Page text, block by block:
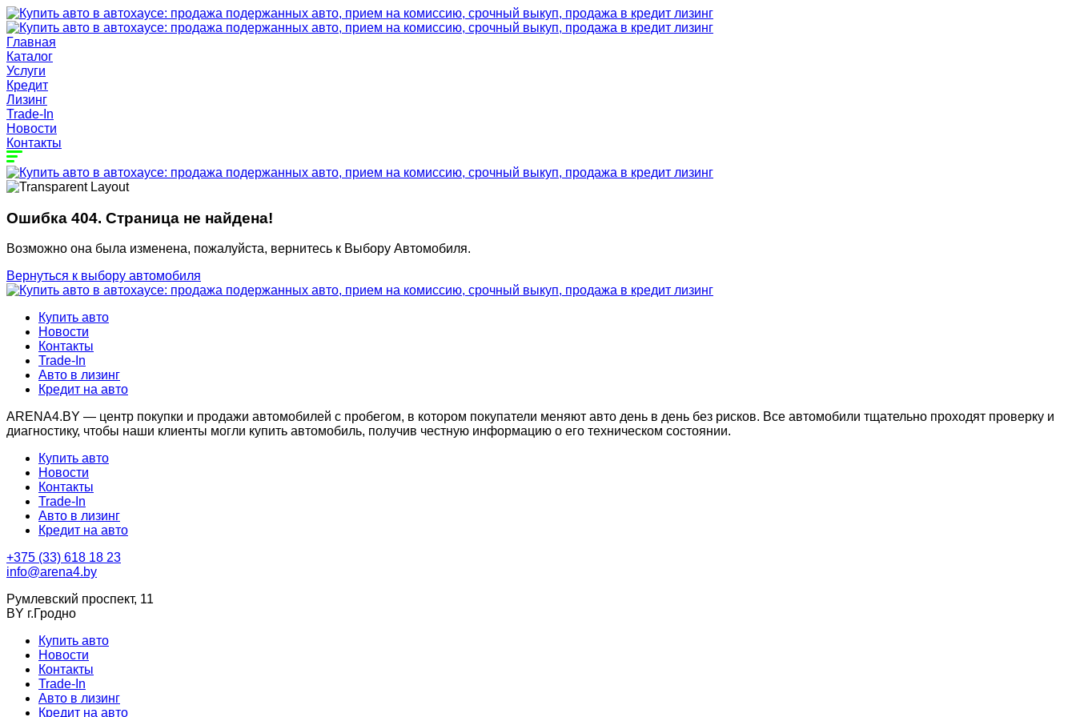
Главная
Каталог
Услуги
Кредит
Лизинг
Trade-In
Новости
Контакты
Ошибка 404. Страница не найдена!
Возможно она была изменена, пожалуйста, вернитесь к Выбору Автомобиля.
Вернуться к выбору автомобиля
Купить авто
Новости
Контакты
Trade-In
Авто в лизинг
Кредит на авто
ARENA4.BY — центр покупки и продажи автомобилей с пробегом, в котором покупатели меняют авто день в день без рисков. Все автомобили тщательно проходят проверку и
диагностику, чтобы наши клиенты могли купить автомобиль, получив честную информацию о его техническом состоянии.
Купить авто
Новости
Контакты
Trade-In
Авто в лизинг
Кредит на авто
+375 (33) 618 18 23
info@arena4.by
Румлевский проспект, 11
BY г.Гродно
Купить авто
Новости
Контакты
Trade-In
Авто в лизинг
Кредит на авто